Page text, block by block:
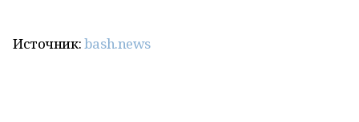
Источник:bash.news